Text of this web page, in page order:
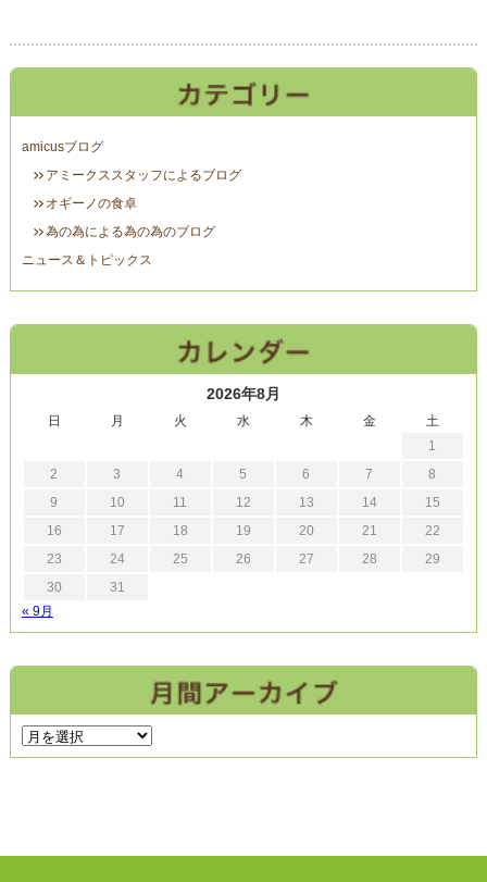
amicusブログ
アミークススタッフによるブログ
オギーノの食卓
為の為による為の為のブログ
ニュース＆トピックス
2026年8月
日 月 火 水 木 金
土
1
2
3 4 5 6 7
8
9
10 11 12 13 14
15
16
17 18 19 20 21
22
23
24 25 26 27 28
29
30
31
« 9月